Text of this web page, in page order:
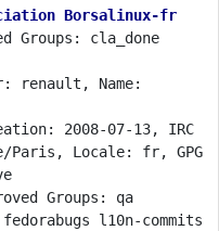
Borsalinux-fr
Groups: cla_done
renault, Name:
2008-07-13, IRC
Paris, Locale: fr, GPG
Groups: qa
l10n-commits